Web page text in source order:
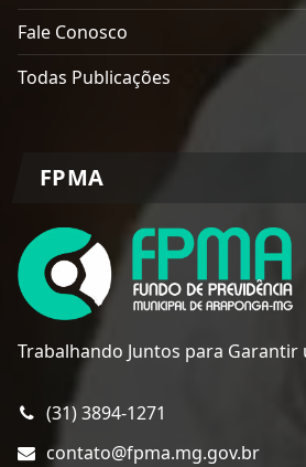
Fale Conosco
Todas Publicações
FPMA
Trabalhando Juntos para Garantir
(31) 3894-1271
contato@fpma.mg.gov.br